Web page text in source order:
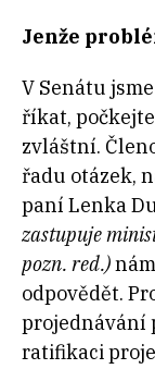
Jenže
V Senátu
říkat,
zvláštní.
řadu otázek,
paní Lenka
zastupuje
pozn. red.)nám
odpovědět.
projednávání
ratifikaci